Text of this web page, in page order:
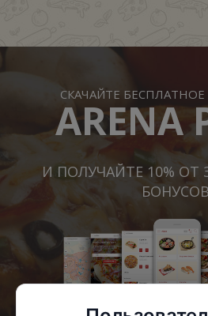
СКАЧАЙТЕ
ARENA
И ПОЛУЧАЙТЕ 10% ОТ